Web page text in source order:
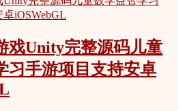
戏Unity完整源码儿童
习手游项目支持安卓